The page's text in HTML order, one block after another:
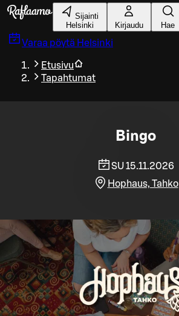
Siirry pääsisältöön
Sijainti
Helsinki
Kirjaudu Hae
Varaa pöytä Helsinki
Etusivu
Tapahtumat
Bingo
SU 15.11.2026
Hophaus, Tahko